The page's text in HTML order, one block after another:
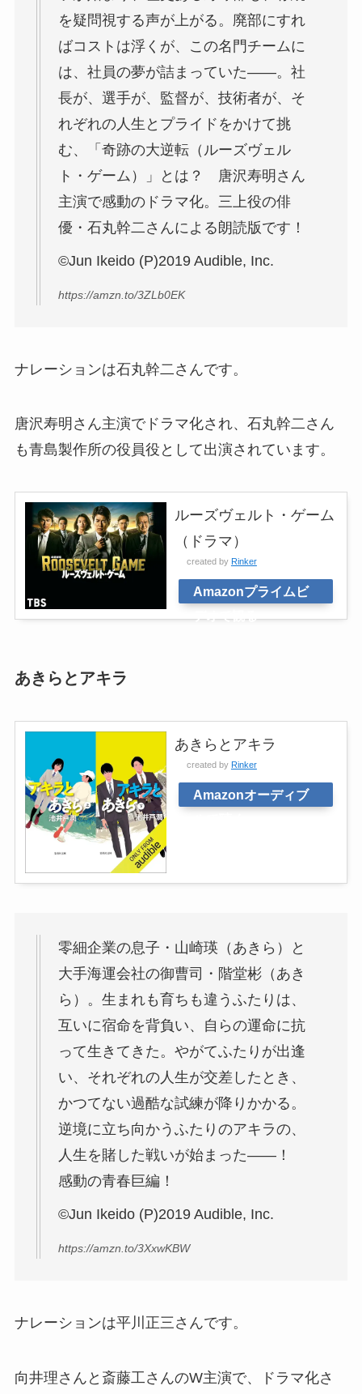
を疑問視する声が上がる。廃部にすれ
ばコストは浮くが、この名門チームに
は、社員の夢が詰まっていた――。社
長が、選手が、監督が、技術者が、そ
れぞれの人生とプライドをかけて挑
む、「奇跡の大逆転（ルーズヴェル
ト・ゲーム）」とは？ 唐沢寿明さん
主演で感動のドラマ化。三上役の俳
優・石丸幹二さんによる朗読版です！
©Jun Ikeido (P)2019 Audible, Inc.
https://amzn.to/3ZLb0EK
ナレーションは石丸幹二さんです。
唐沢寿明さん主演でドラマ化され、石丸幹二さん
も青島製作所の役員役として出演されています。
ルーズヴェルト・ゲーム
（ドラマ）
created by Rinker
Amazonプライムビ
デオで観る
あきらとアキラ
あきらとアキラ
created by Rinker
Amazonオーディブ
零細企業の息子・山崎瑛（あきら）と
大手海運会社の御曹司・階堂彬（あき
ら）。生まれも育ちも違うふたりは、
互いに宿命を背負い、自らの運命に抗
って生きてきた。やがてふたりが出逢
い、それぞれの人生が交差したとき、
かつてない過酷な試練が降りかかる。
逆境に立ち向かうふたりのアキラの、
人生を賭した戦いが始まった――！
感動の青春巨編！
©Jun Ikeido (P)2019 Audible, Inc.
https://amzn.to/3XxwKBW
ナレーションは平川正三さんです。
向井理さんと斎藤工さんのW主演で、ドラマ化さ